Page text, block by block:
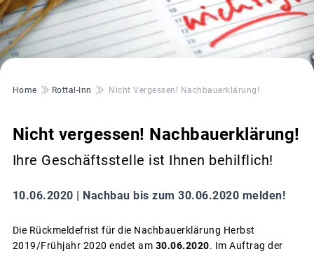
© STV_Bonn
Pfadnavigation
Home Rottal-Inn Nicht Vergessen! Nachbauerklärung!
Nicht vergessen! Nachbauerklärung!
Ihre Geschäftsstelle ist Ihnen behilflich!
10.06.2020 | Nachbau bis zum 30.06.2020 melden!
Die Rückmeldefrist für die Nachbauerklärung Herbst
2019/Frühjahr 2020 endet am 30.06.2020. Im Auftrag der